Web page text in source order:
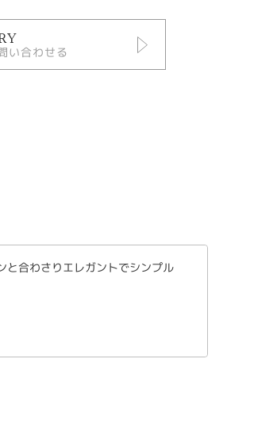
い合わせる
と合わさりエレガントでシンプル